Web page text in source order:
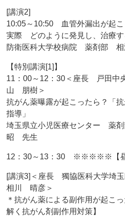
[講演2]
10:05～10:50 血管外漏出が起
実際 どのように発見し、治療す
防衛医科大学校病院 薬剤部
【特別講演[1]】
11：00～12：30＜座長 戸田
山 朋樹＞
抗がん薬曝露が起こったら？「
指導」
埼玉県立小児医療センター 薬
昭 先生
12：30～13：30 ※※※※※
[講演3]＜座長 獨協医科大学埼
相川 晴彦＞
＊抗がん薬による副作用が起こ
解く抗がん剤副作用対策】